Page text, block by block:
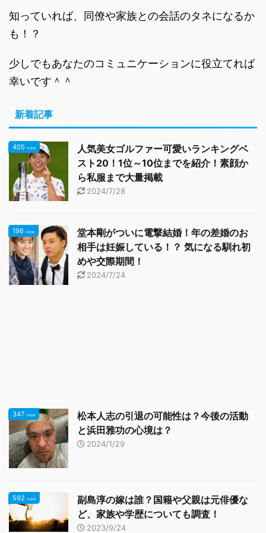
知っていれば、同僚や家族との会話のタネになるか
も！？
少しでもあなたのコミュニケーションに役立てれば
幸いです＾＾
新着記事
405 view
人気美女ゴルファー可愛いランキングベ
スト20！1位～10位までを紹介！素顔か
ら私服まで大量掲載
2024/7/28
196 view
堂本剛がついに電撃結婚！年の差婚のお
相手は妊娠している！？ 気になる馴れ初
めや交際期間！
2024/7/24
347 view
松本人志の引退の可能性は？今後の活動
と浜田雅功の心境は？
2024/1/29
592 view
副島淳の嫁は誰？国籍や父親は元俳優な
ど、家族や学歴についても調査！
2023/9/24